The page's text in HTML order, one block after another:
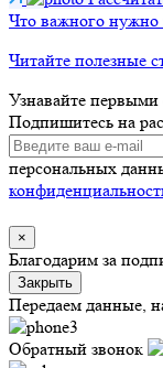
Что важного нужно
Читайте полезные
Узнавайте
Подпишитесь на
персональных
×
Благодарим за
Закрыть
Передаем данные,
Обратный звонок